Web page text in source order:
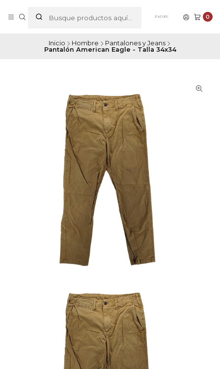
0
Inicio Hombre
Pantalones y Jeans
Pantalón American Eagle - Talla 34x34